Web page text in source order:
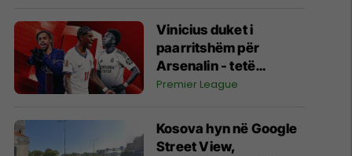
Vinicius duket i
paarritshëm për
Arsenalin - tetë
alternativa si
për krahun e majtë te
Topçinjtë
Premier League
Kosova hyn në Google
Street View,